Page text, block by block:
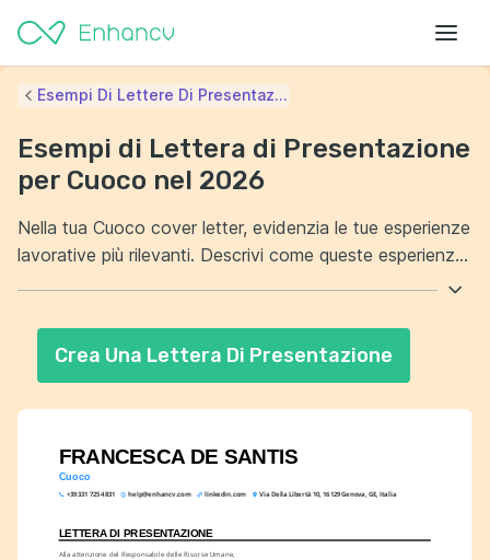
FRANCESCA DE SANTIS
Cuoco
+39 331 725 4831 help@enhancv.com linkedin.com Via Della Libertà 10, 16129 Genova, GE, Italia
LETTERA DI PRESENTAZIONE
Alla attenzione del Responsabile delle Risorse Umane,
Esempi Di Lettere Di Presentaz...
Esempi di Lettera di Presentazione
per Cuoco nel 2026
Nella tua Cuoco cover letter, evidenzia le tue esperienze
lavorative più rilevanti. Descrivi come queste esperienze
della tua passione per la cucina. Spiega come intendi
contribuire positivamente alla squadra del ristorante.
Crea Una Lettera Di Presentazione